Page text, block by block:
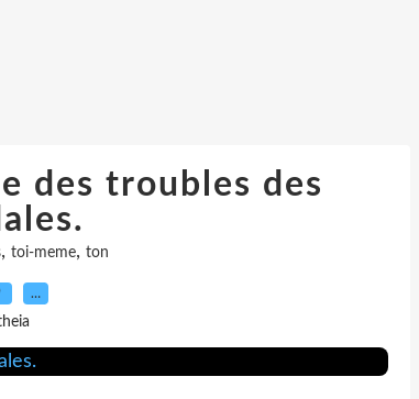
des troubles des
, toi-meme, ton
…